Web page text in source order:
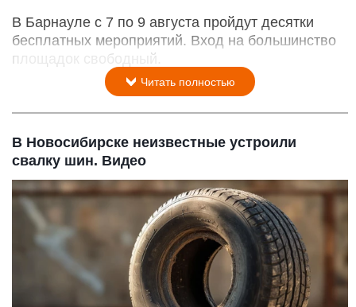
В Барнауле с 7 по 9 августа пройдут десятки
бесплатных мероприятий. Вход на большинство
площадок свободный.
Читать полностью
В Новосибирске неизвестные устроили
свалку шин. Видео